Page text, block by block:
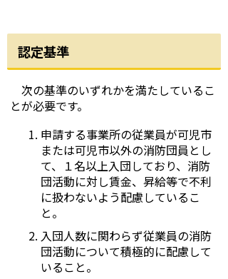
認定基準
次の基準のいずれかを満たしているこ
とが必要です。
申請する事業所の従業員が可児市
または可児市以外の消防団員とし
て、１名以上入団しており、消防
団活動に対し賃金、昇給等で不利
に扱わないよう配慮しているこ
と。
入団人数に関わらず従業員の消防
団活動について積極的に配慮して
いること。